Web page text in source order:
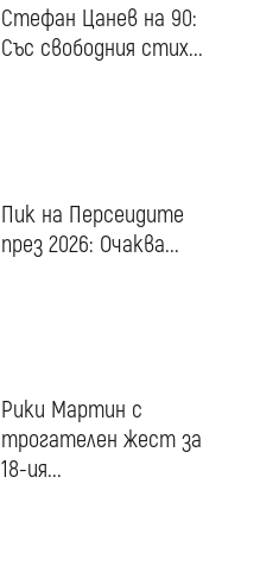
Стефан Цанев на 90:
Със свободния стих...
Пик на Персеидите
през 2026: Очаква...
Рики Мартин с
трогателен жест за
18-ия...